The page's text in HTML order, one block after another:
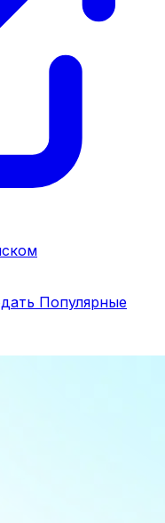
Популярные